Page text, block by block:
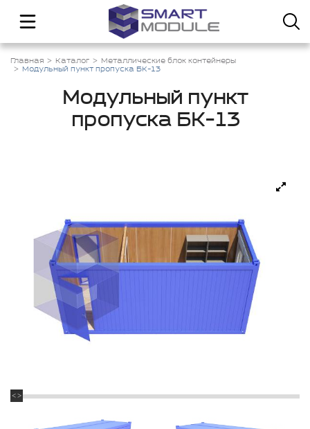
Главная Каталог
Металлические блок контейнеры
Модульный пункт пропуска БК-13
Модульный пункт
пропуска БК-13